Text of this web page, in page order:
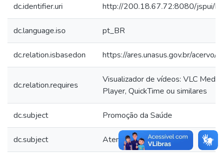
dc.identifier.uri http://200.18.67.72:8080/jspui/
dc.language.iso pt_BR
dc.relation.isbasedon https://ares.unasus.gov.br/
dc.relation.requires
Visualizador de vídeos: VLC
Player, QuickTime ou similares
dc.subject Promoção da Saúde
dc.subject Atenção Primária à Saúde